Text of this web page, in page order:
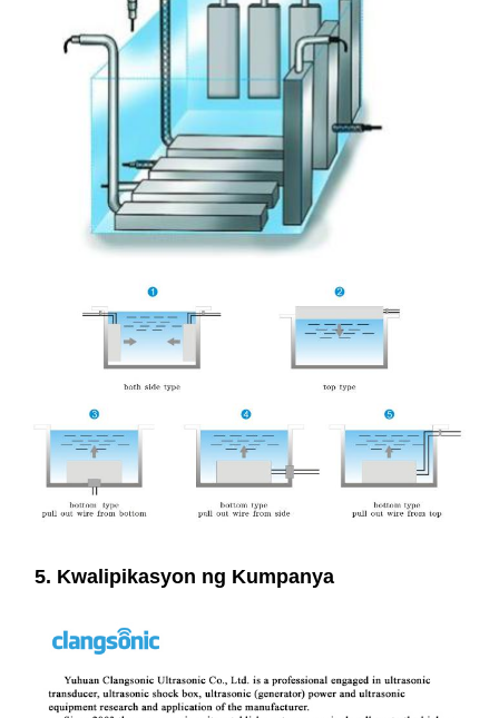
5. Kwalipikasyon ng Kumpanya